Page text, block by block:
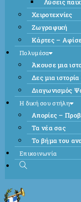
Χειροτεχνίες
Ζωγραφική
Κάρτες –
Πολυμέσα
Άκουσε μια
Δες μια
Διαγωνισμός
Η δική σου στήλη
Απορίες –
Τα νέα σας
Το βήμα του
Επικοινωνία